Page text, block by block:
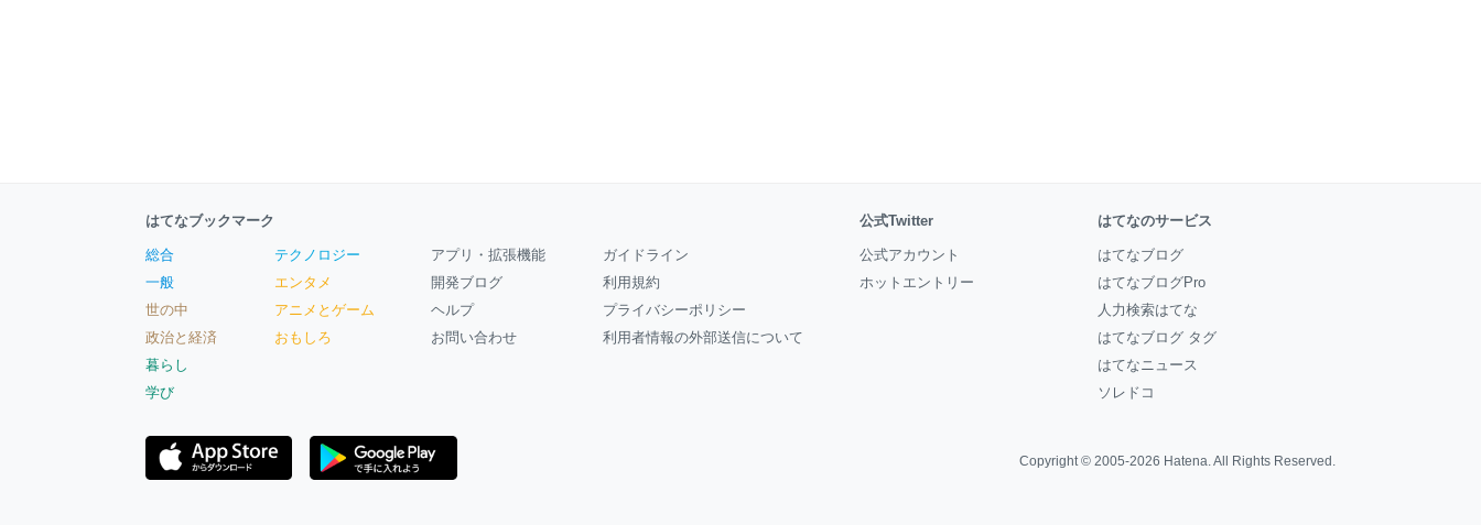
はてなブックマーク
総合
一般
世の中
政治と経済
暮らし
学び
テクノロジー
エンタメ
アニメとゲーム
おもしろ
アプリ・拡張機能
開発ブログ
ヘルプ
お問い合わせ
ガイドライン
利用規約
プライバシーポリシー
利用者情報の外部送信について
公式Twitter
公式アカウント
ホットエントリー
はてなのサービス
はてなブログ
はてなブログPro
人力検索はてな
はてなブログ タグ
はてなニュース
ソレドコ
Copyright © 2005-2026 Hatena. All Rights Reserved.